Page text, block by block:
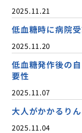
2025.11.21
低血糖時に病院
2025.11.20
低血糖発作後の
要性
2025.11.07
大人がかかるり
2025.11.04